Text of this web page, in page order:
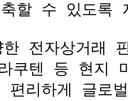
할 수 있도록
전자상거래
텐 등 현지
편리하게 글로